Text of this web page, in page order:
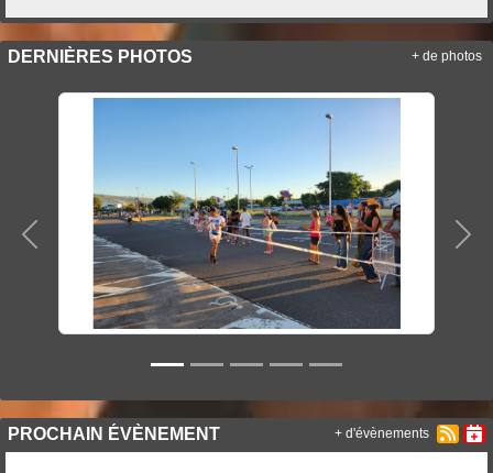
DERNIÈRES PHOTOS
Précedent
+ de photos
PROCHAIN ÉVÈNEMENT + d'évènements